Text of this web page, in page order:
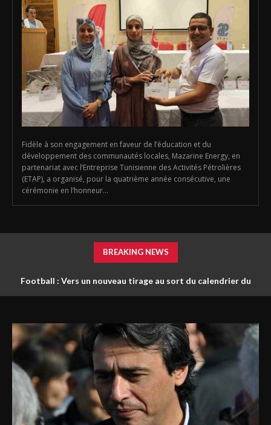
Fidèle à son engagement en faveur de l’éducation et du
développement des communautés locales, Mazarine Energy, en
partenariat avec l’Entreprise Tunisienne des Activités Pétrolières
(ETAP), a organisé, pour la quatrième année consécutive, une
cérémonie en l’honneur...
BREAKING NEWS
Football : Vers un nouveau tirage au sort du calendrier du